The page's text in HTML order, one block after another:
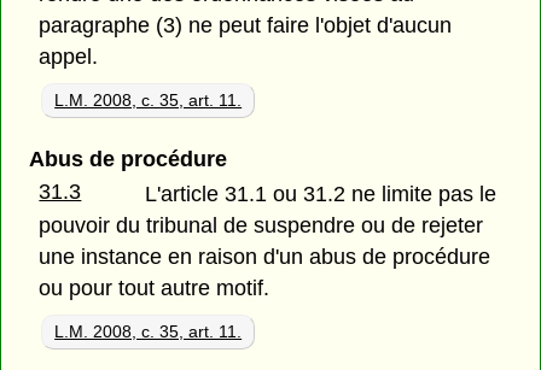
paragraphe (3) ne peut faire l'objet d'aucun
appel.
L.M. 2008, c. 35, art. 11.
Abus de procédure
31.3
L'article 31.1 ou 31.2 ne limite pas le
pouvoir du tribunal de suspendre ou de rejeter
une instance en raison d'un abus de procédure
ou pour tout autre motif.
L.M. 2008, c. 35, art. 11.